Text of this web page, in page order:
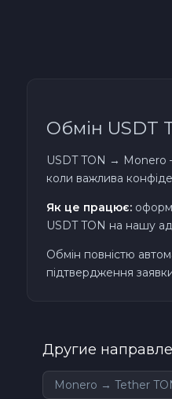
Solana SOL
Bitcoin Cash
Gram
Official Trump
Zcash ZEC
Обмін USDT
USDT TON → Monero
коли важлива
Як це працює:
USDT TON на нашу
Обмін повністю
підтвердження заявки
Другие
Monero → Tether